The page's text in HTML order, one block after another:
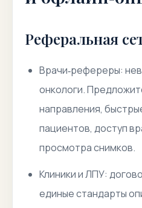
Реферальная
Врачи‑рефереры:
онкологи.
направления,
пациентов, доступ
просмотра снимков.
Клиники и ЛПУ:
единые стандарты